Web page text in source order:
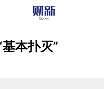
本扑灭”